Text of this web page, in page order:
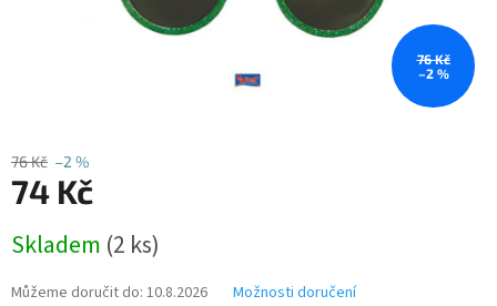
76 Kč
–2 %
76 Kč –2 %
74 Kč
cena:
Skladem (2 ks)
Můžeme doručit do: 10.8.2026 Možnosti doručení